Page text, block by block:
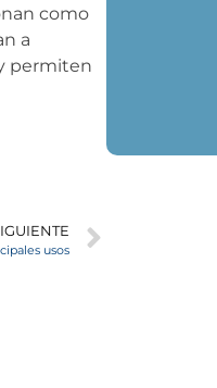
como
a
permiten
usos